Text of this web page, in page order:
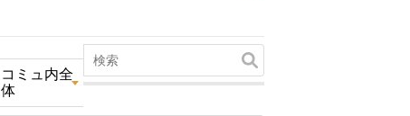
コミュ内全
体